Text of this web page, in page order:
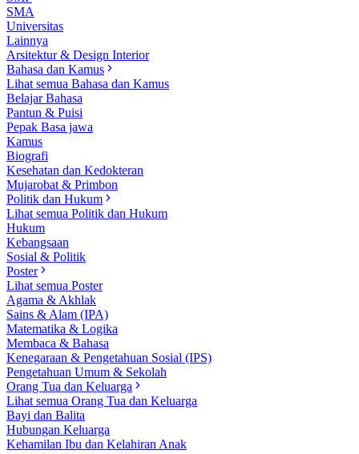
SMA
Universitas
Lainnya
Arsitektur & Design Interior
Bahasa dan Kamus
Lihat semua Bahasa dan Kamus
Belajar Bahasa
Pantun & Puisi
Pepak Basa jawa
Kamus
Biografi
Kesehatan dan Kedokteran
Mujarobat & Primbon
Politik dan Hukum
Lihat semua Politik dan Hukum
Hukum
Kebangsaan
Sosial & Politik
Poster
Lihat semua Poster
Agama & Akhlak
Sains & Alam (IPA)
Matematika & Logika
Membaca & Bahasa
Kenegaraan & Pengetahuan Sosial (IPS)
Pengetahuan Umum & Sekolah
Orang Tua dan Keluarga
Lihat semua Orang Tua dan Keluarga
Bayi dan Balita
Hubungan Keluarga
Kehamilan Ibu dan Kelahiran Anak